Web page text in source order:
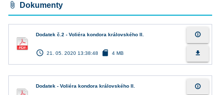
attach_file Dokumenty
Dodatek č.2 - Voliéra kondora královského II.
access_time 21. 05. 2020 13:38:48 sd_card 4 MB
info_outline
file_download
Dodatek - Voliéra kondora královského II. info_outline